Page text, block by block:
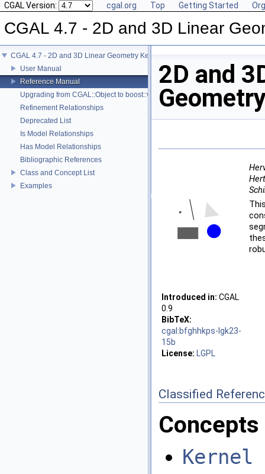
CGAL Version: cgal.org Top Getting Started
CGAL 4.7 - 2D and 3D Linear
CGAL 4.7 - 2D and 3D Linear Geometry Kernel
User Manual
Reference Manual
Upgrading from CGAL::Object to boost::variant
Refinement Relationships
Deprecated List
Is Model Relationships
Has Model Relationships
Bibliographic References
Class and Concept List
Examples
2D and
Introduced in: CGAL
0.9
BibTeX:
cgal:bfghhkps-lgk23-
15b
License: LGPL
Classified
Concepts
Kernel